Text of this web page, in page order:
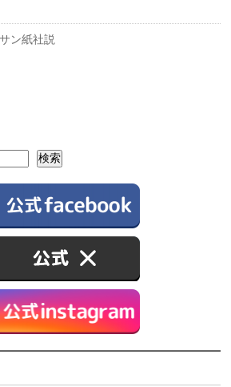
ン紙社説
検索